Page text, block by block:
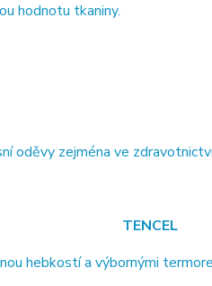
hodnotu tkaniny.
oděvy zejména ve
TENCEL
hebkostí a výbornými